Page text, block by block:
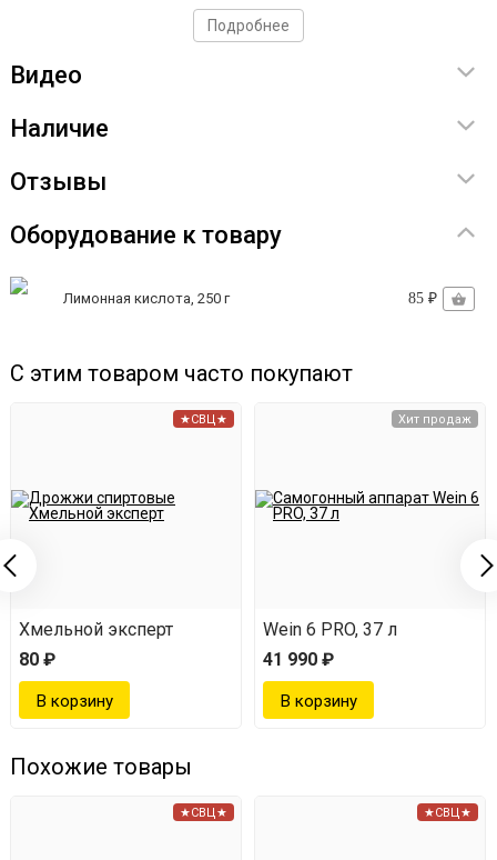
Подробнее
Видео
Наличие
Отзывы
Оборудование к товару
Лимонная кислота, 250 г 85 ₽
С этим товаром часто покупают
★СВЦ★
Хмельной эксперт
80 ₽
Хит продаж
Wein 6 PRO, 37 л
41 990 ₽
Похожие товары
★СВЦ★ ★СВЦ★